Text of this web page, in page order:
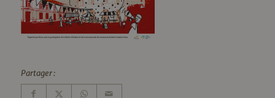
Partager :